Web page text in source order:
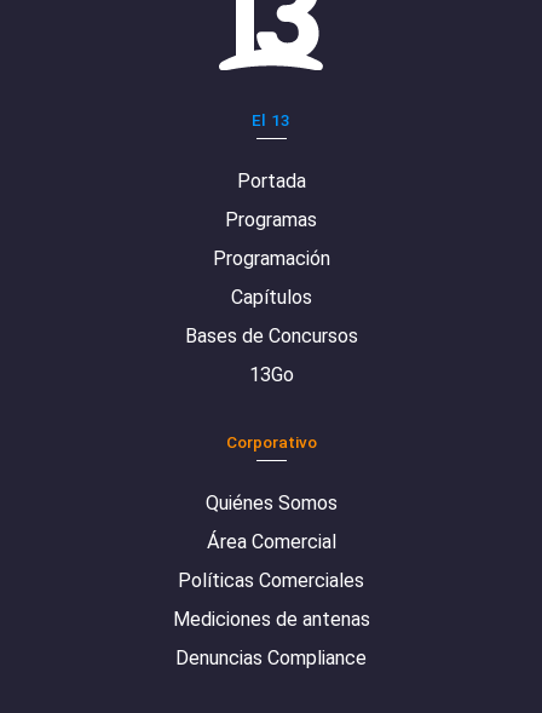
El 13
Portada
Programas
Programación
Capítulos
Bases de Concursos
13Go
Corporativo
Quiénes Somos
Área Comercial
Políticas Comerciales
Mediciones de antenas
Denuncias Compliance